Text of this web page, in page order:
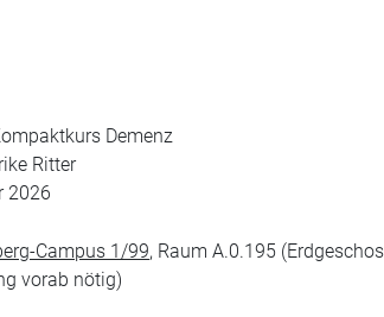
Demenz
Ritter
2026
Campus 1/99, Raum A.0.195
vorab nötig)